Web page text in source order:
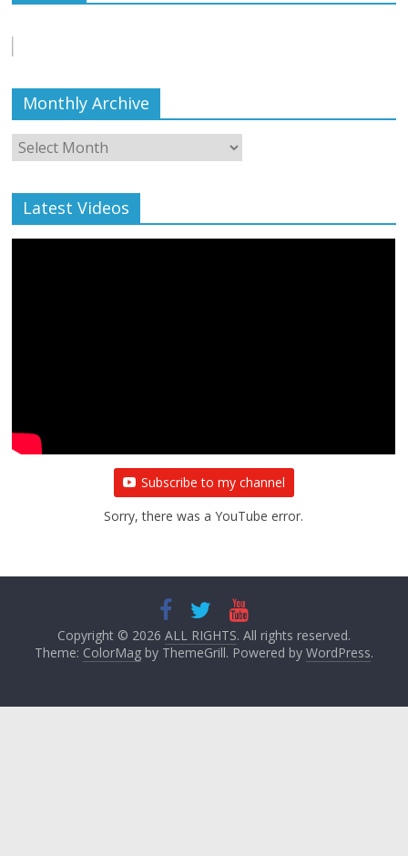
बाल्मीकि का किया गया स्वागत
Monthly Archive
Monthly
Archive
Latest Videos
Subscribe to my channel
Sorry, there was a YouTube error.
Copyright © 2026 ALL RIGHTS. All rights reserved.
Theme: ColorMagby ThemeGrill. Powered by WordPress.